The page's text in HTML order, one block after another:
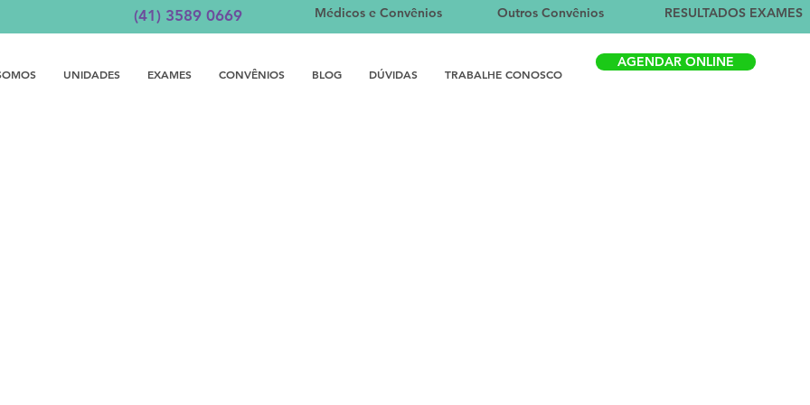
(41) 3589 0669 Médicos e Convênios Outros Convênios RESULTADOS EXAMES
UNIDADES EXAMES CONVÊNIOS BLOG DÚVIDAS TRABALHE CONOSCO
AGENDAR ONLINE